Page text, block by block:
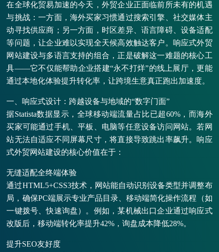
在全球化贸易加速的今天，外贸企业正面临前所未有的机遇
与挑战：一方面，海外买家习惯通过搜索引擎、社交媒体主
动寻找供应商；另一方面，时区差异、语言障碍、设备适配
等问题，让企业难以实现全天候高效触达客户。响应式外贸
网站建设与多语言支持的组合，正是破解这一难题的核心工
具——它不仅能帮助企业搭建“永不打烊”的线上展厅，更能
通过本地化体验提升转化率，让跨境生意真正跑出加速度。
一、响应式设计：跨越设备与地域的“数字门面”
据Statista数据显示，全球移动端流量占比已超60%，而海外
买家可能通过手机、平板、电脑等任意设备访问网站。若网
站无法自适应不同屏幕尺寸，将直接导致跳出率飙升。响应
式外贸网站建设的核心价值在于：
无缝适配全终端体验
通过HTML5+CSS3技术，网站能自动识别设备类型并调整布
局，确保PC端展示专业产品目录、移动端简化操作流程（如
一键拨号、快速询盘）。例如，某机械出口企业通过响应式
改版后，移动端转化率提升42%，询盘成本降低28%。
提升SEO友好度